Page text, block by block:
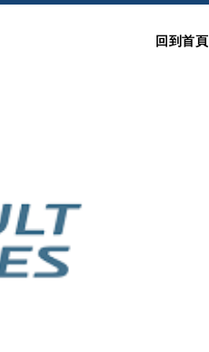
回到首頁